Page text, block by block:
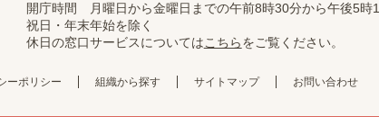
開庁時間 月曜日から金曜日までの午前8時30分から午後5時
祝日・年末年始を除く
休日の窓口サービスについてはこちらをご覧ください。
ーポリシー 組織から探す サイトマップ お問い合わせ